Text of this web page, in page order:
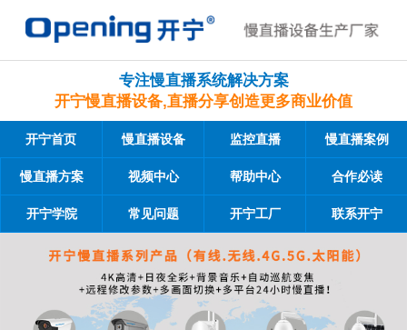
专注慢直播系统解决方案
开宁慢直播设备,直播分享创造更多商业价值
开宁首页 慢直播设备 监控直播 慢直播案例
慢直播方案 视频中心 帮助中心 合作必读
开宁学院 常见问题 开宁工厂 联系开宁